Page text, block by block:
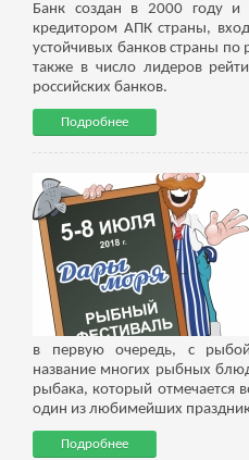
Банк создан в 2000 году и
кредитором АПК страны,
устойчивых банков страны по
также в число лидеров
российских банков.
Подробнее
в первую очередь, с
название многих рыбных
рыбака, который отмечается
один из любимейших
Подробнее